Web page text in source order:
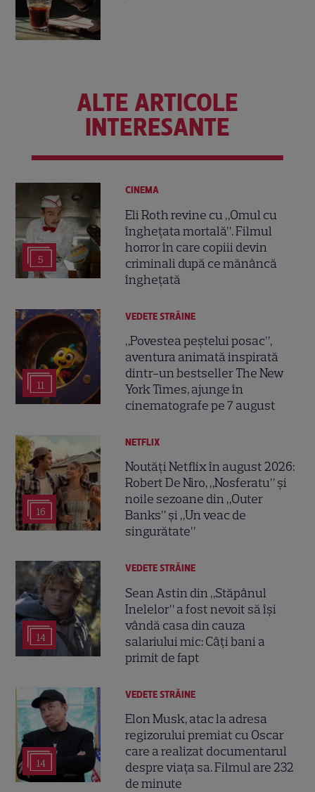
ALTE ARTICOLE
INTERESANTE
5
CINEMA
Eli Roth revine cu „Omul cu
înghețata mortală”. Filmul
horror în care copiii devin
criminali după ce mănâncă
înghețată
11
VEDETE STRĂINE
„Povestea peștelui posac”,
aventura animată inspirată
dintr-un bestseller The New
York Times, ajunge în
cinematografe pe 7 august
16
NETFLIX
Noutăți Netflix în august 2026:
Robert De Niro, „Nosferatu” și
noile sezoane din „Outer
Banks” și „Un veac de
singurătate”
14
VEDETE STRĂINE
Sean Astin din „Stăpânul
Inelelor” a fost nevoit să își
vândă casa din cauza
salariului mic: Câți bani a
primit de fapt
14
VEDETE STRĂINE
Elon Musk, atac la adresa
regizorului premiat cu Oscar
care a realizat documentarul
despre viața sa. Filmul are 232
de minute